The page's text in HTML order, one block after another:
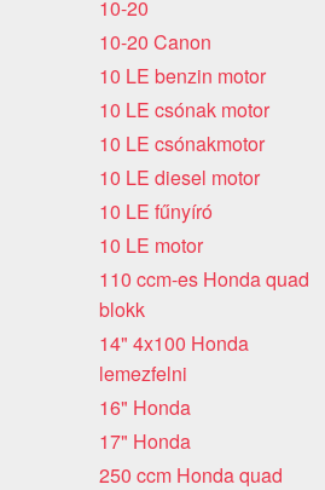
10-20
10-20 Canon
10 LE benzin motor
10 LE csónak motor
10 LE csónakmotor
10 LE diesel motor
10 LE fűnyíró
10 LE motor
110 ccm-es Honda quad
blokk
14" 4x100 Honda
lemezfelni
16" Honda
17" Honda
250 ccm Honda quad